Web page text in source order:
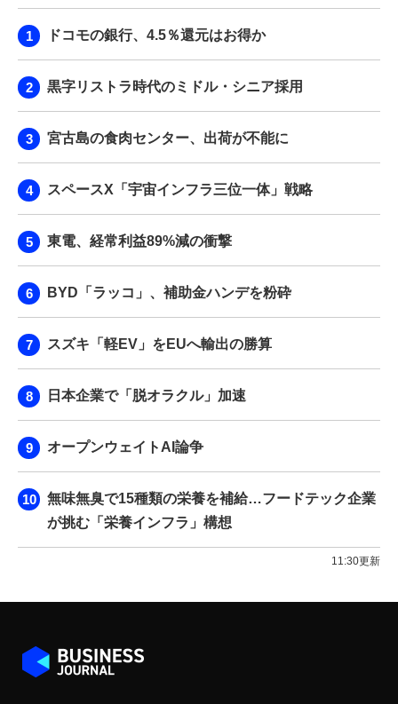
ドコモの銀行、4.5％還元はお得か
黒字リストラ時代のミドル・シニア採用
宮古島の食肉センター、出荷が不能に
スペースX「宇宙インフラ三位一体」戦略
東電、経常利益89%減の衝撃
BYD「ラッコ」、補助金ハンデを粉砕
スズキ「軽EV」をEUへ輸出の勝算
日本企業で「脱オラクル」加速
オープンウェイトAI論争
無味無臭で15種類の栄養を補給…フードテック企業
が挑む「栄養インフラ」構想
11:30更新